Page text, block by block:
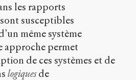
les rapports
susceptibles
même système
approche permet
de ces systèmes et de
logiquesde